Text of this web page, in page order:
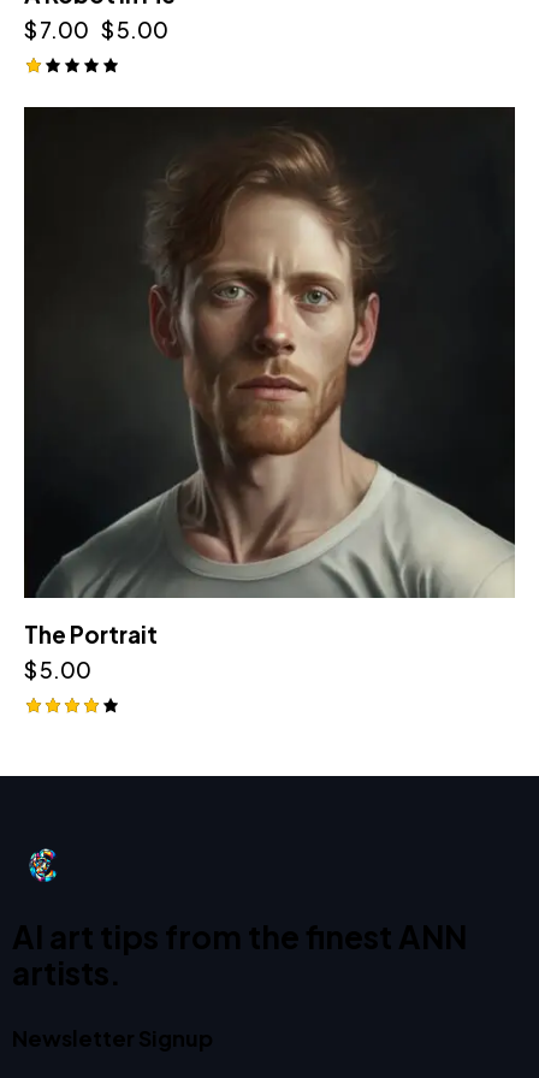
$7.00 $5.00
at
The Portrait
$5.00
AI art tips from the finest ANN
artists.
Newsletter Signup